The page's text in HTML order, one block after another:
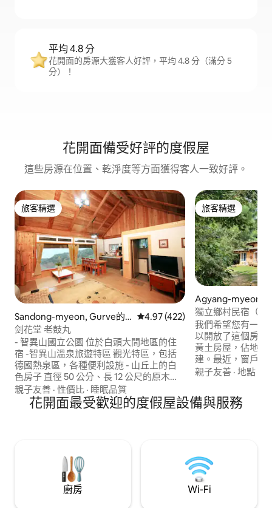
平均 4.8 分
花開面的房源大獲客人好評，平均 4.8 分（滿分 5
分）！
花開面備受好評的度假屋
這些房源在位置、乾淨度等方面獲得客人一致好評。
旅客精選
旅客精選
Sandong-myeon, Gurve的
韓國膳宿公寓
從 422 則評價中獲得 4.97 的平
4.97 (422)
剑花堂 老鼓丸
- 智異山國立公園 位於白頭大間地區的住
宿 -智異山溫泉旅遊特區 觀光特區，包括
德國熱泉區，各種便利設施 - 山丘上的白
色房子 直徑 50 公分、長 12 公尺的原木骨
架，木質結構牆面 絕緣和保溫完美的白色
被動式房屋 - 絕佳的景觀 萬福台、高里
峰、老顧壇，這些地理山西北周年景觀和
和專用燒烤區 -輕鬆方便的出入和停車 距
離KTX南原站20分鐘 距離全州-光陽高速公
路化嚴寺收費站 5 分鐘 從8公尺寬的山東~
高達爾間的地方道路直接進入 -各種景點
親子友善 · 性價比 · 睡眠品質
旅客精選
旅客精選
Agyang-myeon,
un的韓國膳宿公寓
獨立鄉村民宿（每
（農漁村民宿業者
我們希望您有一段
以開放了這個房源。 這是一棟蘑菇形
黃土房屋，佔地
建。最近，窗戶、
復，看起來像一棟
人親手鋪設和粉刷
心。 透過客廳的窗戶，您可以欣賞到平里
小山谷，僅供房客使用。 由於
判屋附近，因此非
東正湖，開車20
親子友善 ·地點
花開面最受歡迎的度假屋設備與服務
廚房 Wi-Fi